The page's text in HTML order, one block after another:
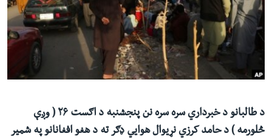
شئ
ځای
شئ
سرمقاله
له مونږ سره په تماس کې پاتې شئ
ژبې
د طالبانو د خبرداري سره سره نن پنجشنبه د اګست ۲۶ ( وږې
څلورمه ) د حامد کرزي نړیوال هوايي ډګر ته د هغو افغانانو په شمیر